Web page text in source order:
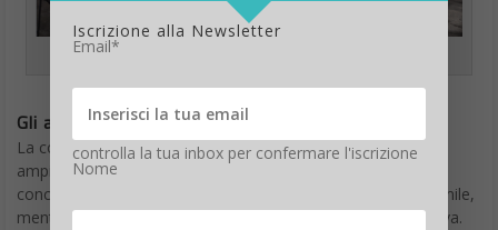
Gli altri droni per trasporto persone
La concorrenza a questo tipo di prodotto è, comunque, già
ampiamente presente:
concept 184 finalizzato a produrre un dispositivo volante simile,
mentre
, sostenuto da Intel, è già in volo di prova.
Iscrizione alla Newsletter
Email*
controlla la tua inbox per confermare l'iscrizione
Nome